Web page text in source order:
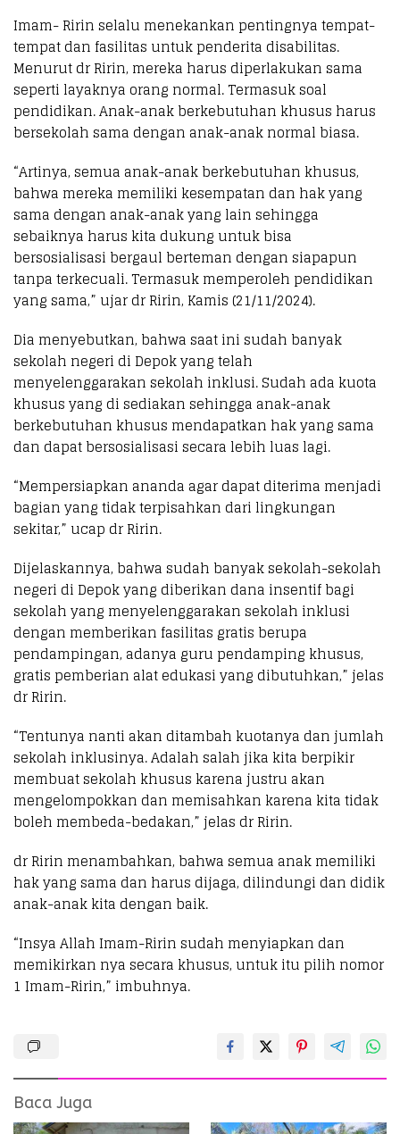
Imam- Ririn selalu menekankan pentingnya tempat-
tempat dan fasilitas untuk penderita disabilitas.
Menurut dr Ririn, mereka harus diperlakukan sama
seperti layaknya orang normal. Termasuk soal
pendidikan. Anak-anak berkebutuhan khusus harus
bersekolah sama dengan anak-anak normal biasa.
“Artinya, semua anak-anak berkebutuhan khusus,
bahwa mereka memiliki kesempatan dan hak yang
sama dengan anak-anak yang lain sehingga
sebaiknya harus kita dukung untuk bisa
bersosialisasi bergaul berteman dengan siapapun
tanpa terkecuali. Termasuk memperoleh pendidikan
yang sama,” ujar dr Ririn, Kamis (21/11/2024).
Dia menyebutkan, bahwa saat ini sudah banyak
sekolah negeri di Depok yang telah
menyelenggarakan sekolah inklusi. Sudah ada kuota
khusus yang di sediakan sehingga anak-anak
berkebutuhan khusus mendapatkan hak yang sama
dan dapat bersosialisasi secara lebih luas lagi.
“Mempersiapkan ananda agar dapat diterima menjadi
bagian yang tidak terpisahkan dari lingkungan
sekitar,” ucap dr Ririn.
Dijelaskannya, bahwa sudah banyak sekolah-sekolah
negeri di Depok yang diberikan dana insentif bagi
sekolah yang menyelenggarakan sekolah inklusi
dengan memberikan fasilitas gratis berupa
pendampingan, adanya guru pendamping khusus,
gratis pemberian alat edukasi yang dibutuhkan,” jelas
dr Ririn.
“Tentunya nanti akan ditambah kuotanya dan jumlah
sekolah inklusinya. Adalah salah jika kita berpikir
membuat sekolah khusus karena justru akan
mengelompokkan dan memisahkan karena kita tidak
boleh membeda-bedakan,” jelas dr Ririn.
dr Ririn menambahkan, bahwa semua anak memiliki
hak yang sama dan harus dijaga, dilindungi dan didik
anak-anak kita dengan baik.
“Insya Allah Imam-Ririn sudah menyiapkan dan
memikirkan nya secara khusus, untuk itu pilih nomor
1 Imam-Ririn,” imbuhnya.
Baca Juga